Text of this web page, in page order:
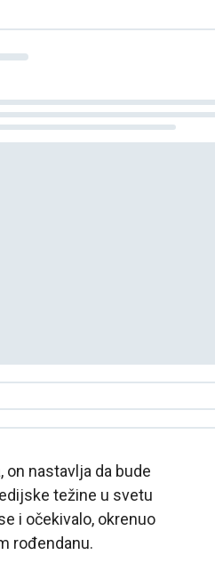
on nastavlja da bude
težine u svetu
i očekivalo, okrenuo
rođendanu.